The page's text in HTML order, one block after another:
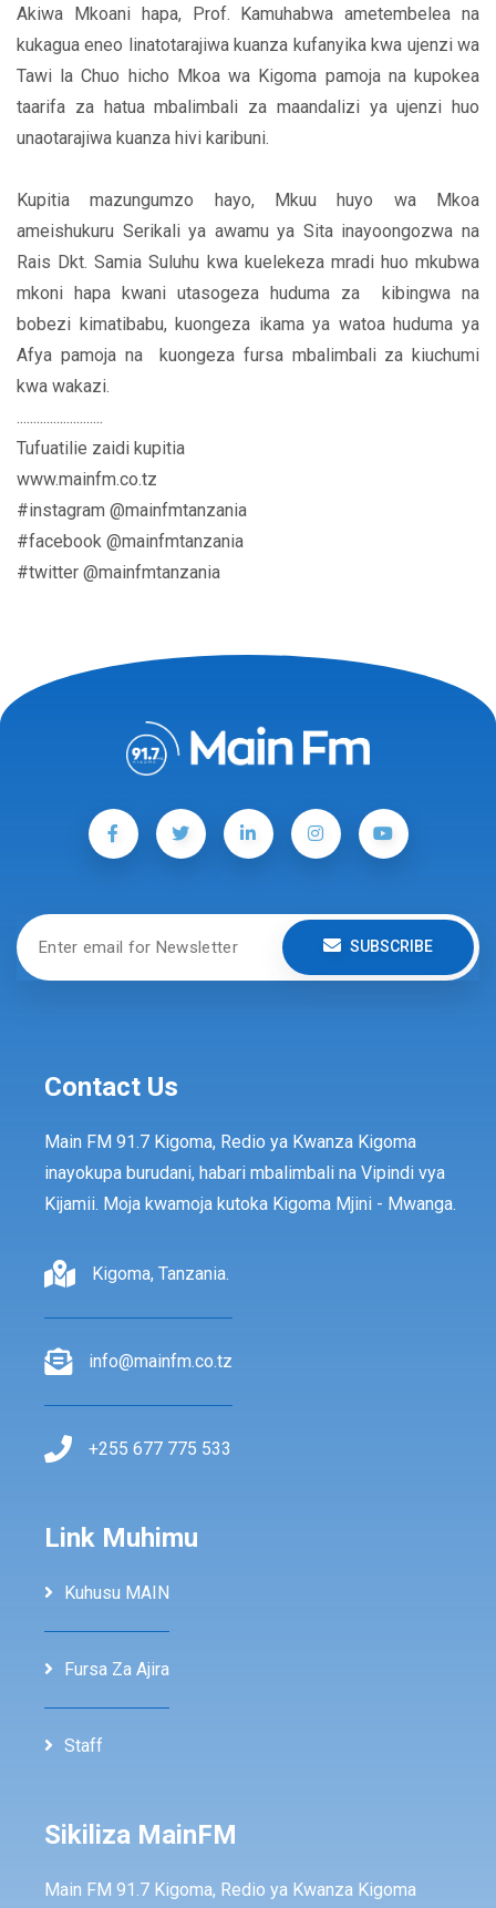
Akiwa Mkoani hapa, Prof. Kamuhabwa ametembelea na
kukagua eneo linatotarajiwa kuanza kufanyika kwa ujenzi wa
Tawi la Chuo hicho Mkoa wa Kigoma pamoja na kupokea
taarifa za hatua mbalimbali za maandalizi ya ujenzi huo
unaotarajiwa kuanza hivi karibuni.
Kupitia mazungumzo hayo, Mkuu huyo wa Mkoa
ameishukuru Serikali ya awamu ya Sita inayoongozwa na
Rais Dkt. Samia Suluhu kwa kuelekeza mradi huo mkubwa
mkoni hapa kwani utasogeza huduma za kibingwa na
bobezi kimatibabu, kuongeza ikama ya watoa huduma ya
Afya pamoja na kuongeza fursa mbalimbali za kiuchumi
kwa wakazi.
..........................
Tufuatilie zaidi kupitia
www.mainfm.co.tz
#instagram @mainfmtanzania
#facebook @mainfmtanzania
#twitter @mainfmtanzania
SUBSCRIBE
Contact Us
Main FM 91.7 Kigoma, Redio ya Kwanza Kigoma
inayokupa burudani, habari mbalimbali na Vipindi vya
Kijamii. Moja kwamoja kutoka Kigoma Mjini - Mwanga.
Kigoma, Tanzania.
info@mainfm.co.tz
+255 677 775 533
Link Muhimu
Kuhusu MAIN
Fursa Za Ajira
Staff
Sikiliza MainFM
Main FM 91.7 Kigoma, Redio ya Kwanza Kigoma